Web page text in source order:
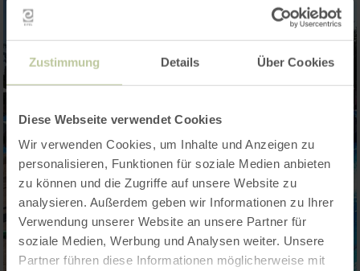
Zustimmung Details Über Cookies
Diese Webseite verwendet Cookies
Wir verwenden Cookies, um Inhalte und Anzeigen zu
personalisieren, Funktionen für soziale Medien anbieten
zu können und die Zugriffe auf unsere Website zu
analysieren. Außerdem geben wir Informationen zu Ihrer
Verwendung unserer Website an unsere Partner für
soziale Medien, Werbung und Analysen weiter. Unsere
Partner führen diese Informationen möglicherweise mit